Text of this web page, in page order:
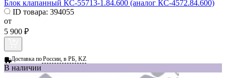
Блок клапанный КС-55713-1.84.600 (аналог КС-4572.84.600)
ID товара: 394055
от
5 900 ₽
Доставка поРоссии, в РБ, KZ
В наличии